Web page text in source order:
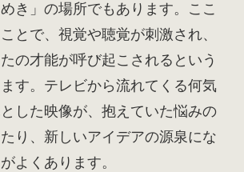
き」の場所でもあります。ここ
とで、視覚や聴覚が刺激され、
の才能が呼び起こされるという
す。テレビから流れてくる何気
した映像が、抱えていた悩みの
り、新しいアイデアの源泉にな
よくあります。